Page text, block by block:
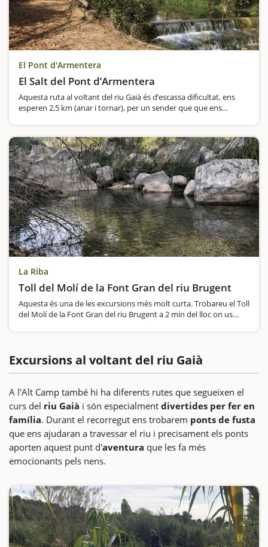
El Pont d'Armentera
El Salt del Pont d’Armentera
Aquesta ruta al voltant del riu Gaià és d’escassa dificultat, ens
esperen 2,5 km (anar i tornar), per un sender que que ens
La Riba
Toll del Molí de la Font Gran del riu Brugent
Aquesta és una de les excursions més molt curta. Trobareu el Toll
del Molí de la Font Gran del riu Brugent a 2 min del lloc on us
Excursions al voltant del riu Gaià
A l'Alt Camp també hi ha diferents rutes que segueixen el
curs del riu Gaià i són especialment divertides per fer en
família. Durant el recorregut ens trobarem ponts de fusta
que ens ajudaran a travessar el riu i precisament els ponts
aporten aquest punt d'aventura que les fa més
emocionants pels nens.